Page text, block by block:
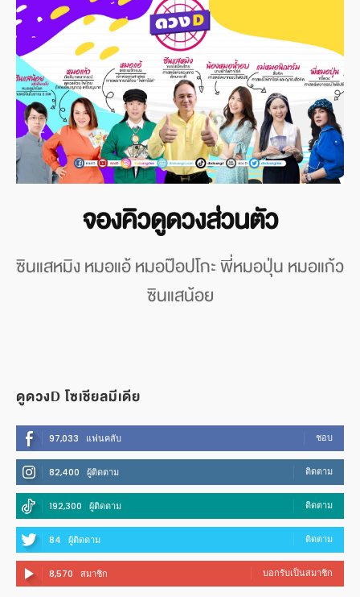
จองคิวดูดวงส่วนตัว
ซินแสหมิง หมอแอ้ หมอป๊อปโกะ พี่หมอปุ่น หมอแก้ว
ซินแสน้อย
ดูดวงD โซเชียลมีเดีย
97,033 แฟนคลับ ชอบ
82,400 ผู้ติดตาม ติดตาม
192,300 ผู้ติดตาม ติดตาม
84 ผู้ติดตาม ติดตาม
8,570 สมาชิก บอกรับเป็นสมาชิก